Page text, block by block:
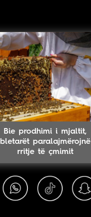
Bie prodhimi i mjaltit,
bletarët paralajmërojnë
rritje të çmimit